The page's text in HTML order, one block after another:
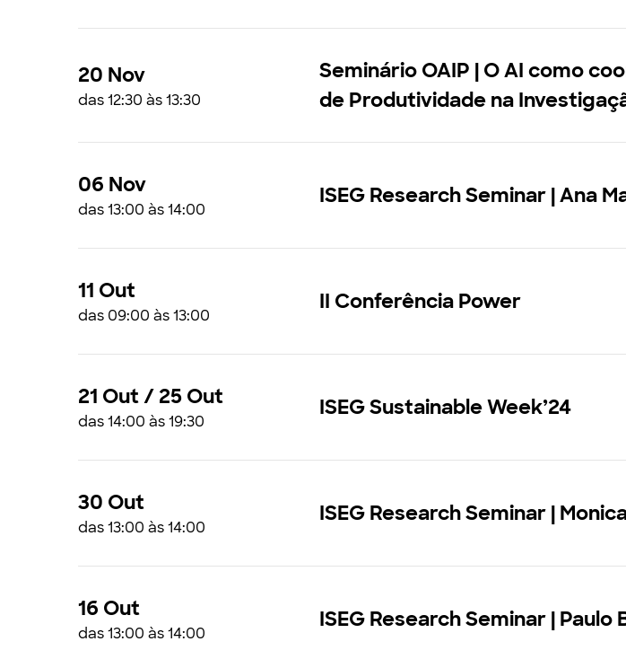
20 Nov
das 12:30 às 13:30
Seminário OAIP | O AI como
de Produtividade na
06 Nov
das 13:00 às 14:00
ISEG Research Seminar | Ana
11 Out
das 09:00 às 13:00
II Conferência Power
21 Out / 25 Out
das 14:00 às 19:30
ISEG Sustainable Week’24
30 Out
das 13:00 às 14:00
ISEG Research Seminar |
16 Out
das 13:00 às 14:00
ISEG Research Seminar | Paulo